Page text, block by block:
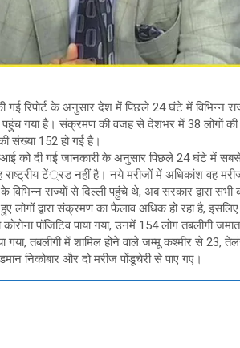
की गई रिपोर्ट के अनुसार देश में पिछले 24 घंटे में विभिन्न
गया है। संक्रमण की वजह से देशभर में 38 लोगों की
संख्या 152 हो गई है।
को दी गई जानकारी के अनुसार पिछले 24 घंटे में
राष्ट्रीय टें्रड नहीं है। नये मरीजों में अधिकांश वह
राज्यों से दिल्ली पहुंचे थे, अब सरकार द्वारा
द्वारा संक्रमण का फैलाव अधिक हो रहा है, इसलिए
पॉजिटिव पाया गया, उनमें 154 लोग तबलीगी
गया, तबलीगी में शामिल होने वाले जम्मू कश्मीर से 23,
निकोबार और दो मरीज पोंडूचेरी से पाए गए।